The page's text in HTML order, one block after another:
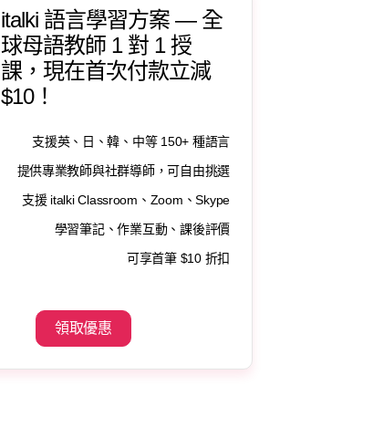
italki 語言學習方案 — 全
球母語教師 1 對 1 授
課，現在首次付款立減
$10！
支援英、日、韓、中等 150+ 種語言
提供專業教師與社群導師，可自由挑選
支援 italki Classroom、Zoom、Skype
學習筆記、作業互動、課後評價
可享首筆 $10 折扣
領取優惠